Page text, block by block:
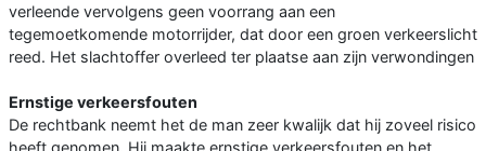
verleende vervolgens geen voorrang aan een
tegemoetkomende motorrijder, dat door een groen verkeerslicht
reed. Het slachtoffer overleed ter plaatse aan zijn verwondingen
Ernstige verkeersfouten
De rechtbank neemt het de man zeer kwalijk dat hij zoveel risico
heeft genomen. Hij maakte ernstige verkeersfouten en het